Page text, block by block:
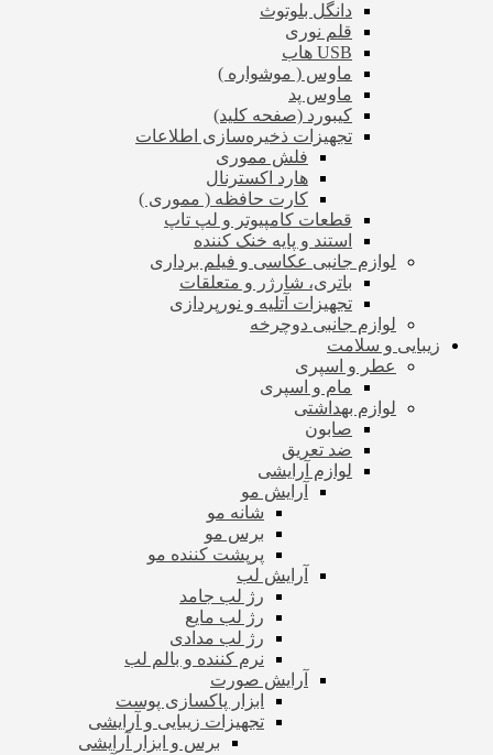
دانگل بلوتوث
قلم نوری
USB هاب
ماوس ( موشواره )
ماوس پد
کیبورد (صفحه کلید)
تجهیزات ذخیره‌سازی اطلاعات
فلش مموری
هارد اکسترنال
کارت حافظه ( مموری )
قطعات کامپیوتر و لپ تاپ
استند و پایه خنک کننده
لوازم جانبی عکاسی و فیلم برداری
باتری، شارژر و متعلقات
تجهیزات آتلیه و نورپردازی
لوازم جانبی دوچرخه
زیبایی و سلامت
عطر و اسپری
مام و اسپری
لوازم بهداشتی
صابون
ضد تعریق
لوازم آرایشی
آرایش مو
شانه مو
برس مو
پرپشت کننده مو
آرایش لب
رژ لب جامد
رژ لب مایع
رژ لب مدادی
نرم کننده و بالم لب
آرایش صورت
ابزار پاکسازی پوست
تجهیزات زیبایی و آرایشی
برس و ابزار آرایشی